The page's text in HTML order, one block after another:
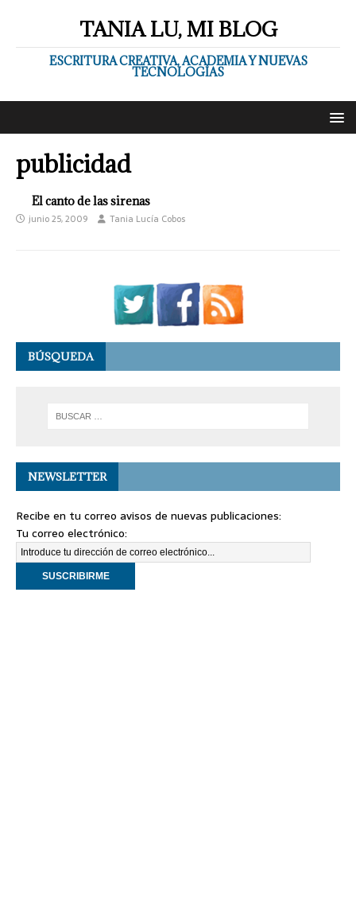
TANIA LU, MI BLOG
ESCRITURA CREATIVA, ACADEMIA Y NUEVAS
TECNOLOGÍAS
publicidad
El canto de las sirenas
junio 25, 2009 Tania Lucía Cobos
BÚSQUEDA
NEWSLETTER
Recibe en tu correo avisos de nuevas publicaciones:
Tu correo electrónico: